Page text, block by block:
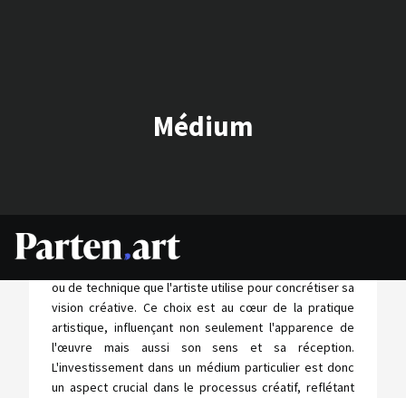
Médium
Le terme "médium" dans le domaine de l'art revêt une
ou de technique que l'artiste utilise pour concrétiser sa
vision créative. Ce choix est au cœur de la pratique
artistique, influençant non seulement l'apparence de
l'œuvre mais aussi son sens et sa réception.
L'investissement dans un médium particulier est donc
un aspect crucial dans le processus créatif, reflétant